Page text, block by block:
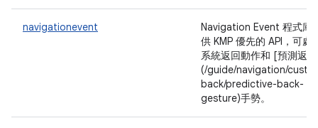
navigationevent
Navigation Event 程式庫
供 KMP 優先的 API，可處
系統返回動作和 [預測返
(/guide/navigation/
back/predictive-back-
gesture)手勢。